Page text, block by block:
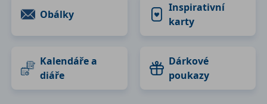
Obálky
Inspirativní
karty
Kalendáře a
diáře
Dárkové
poukazy